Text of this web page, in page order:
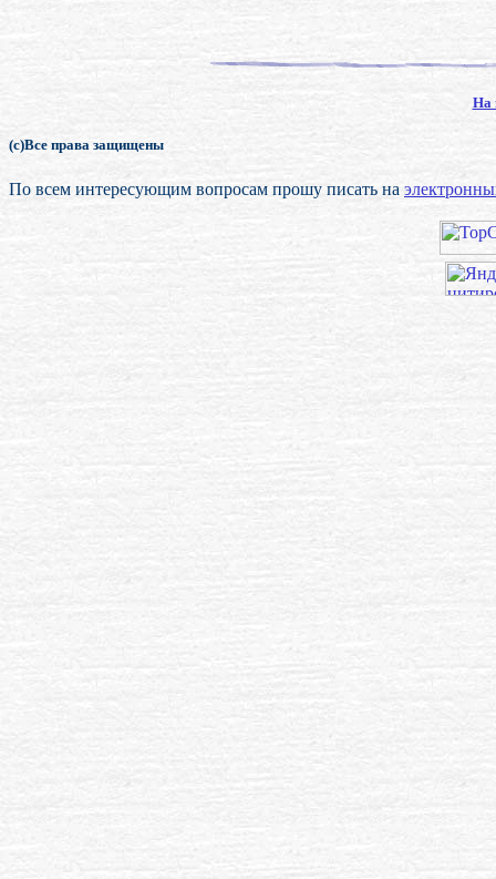
На
(с)Все права защищены
По всем интересующим вопросам прошу писать на